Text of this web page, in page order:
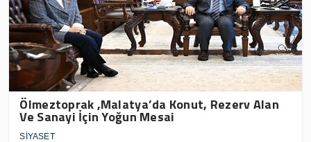
Ölmeztoprak ,Malatya’da Konut, Rezerv Alan
Ve Sanayi İçin Yoğun Mesai
SİYASET